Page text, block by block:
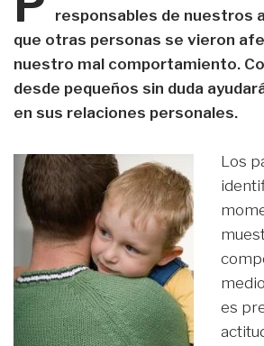
responsables de nuestros
que otras personas se vieron
nuestro mal comportamiento.
desde pequeños sin duda
en sus relaciones personales.
Los
es